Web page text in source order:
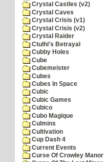
Crystal Castles (v2)
Crystal Caves
Crystal Crisis (v1)
Crystal Crisis (v2)
Crystal Raider
Ctulhi's Betrayal
Cubby Holes
Cube
Cubemeister
Cubes
Cubes In Space
Cubic
Cubic Games
Cubico
Cubo Magique
Culmins
Cultivation
Cup Dash 4
Current Events
Curse Of Crowley Manor